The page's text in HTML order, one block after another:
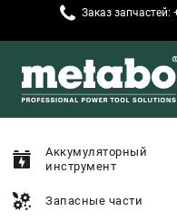
Заказ запчастей:
Аккумуляторный
инструмент
Запасные части